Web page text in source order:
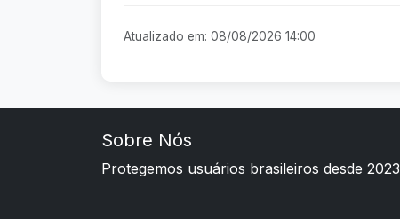
Atualizado em: 08/08/2026 14:00
Sobre Nós
Protegemos usuários brasileiros desde 2023